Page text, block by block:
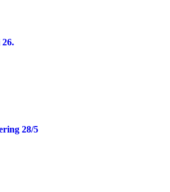
28/5